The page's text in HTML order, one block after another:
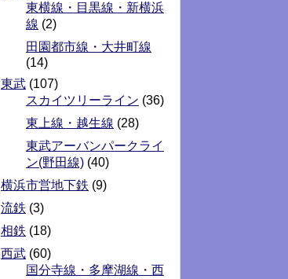
東横線・目黒線・新横浜
線 (2)
田園都市線・大井町線
(14)
東武 (107)
スカイツリーライン (36)
東上線・越生線 (28)
東武アーバンパークライ
ン(野田線) (40)
横浜市営地下鉄 (9)
流鉄 (3)
相鉄 (18)
西武 (60)
国分寺線・多摩湖線・西